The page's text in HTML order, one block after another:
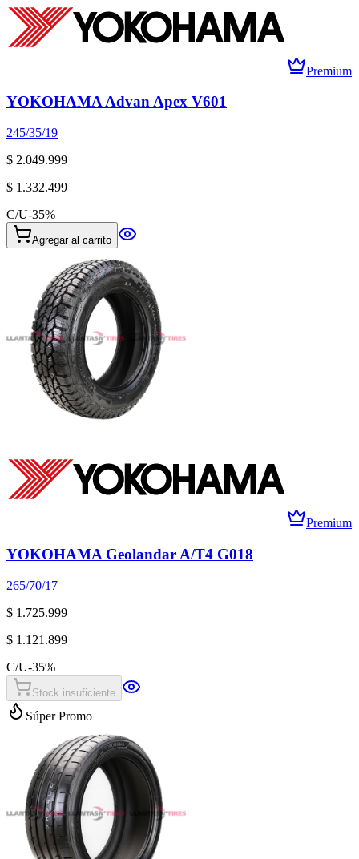
Premium
YOKOHAMA Advan Apex V601
245/35/19
$ 2.049.999
$ 1.332.499
C/U-35%
Agregar al carrito
Premium
YOKOHAMA Geolandar A/T4 G018
265/70/17
$ 1.725.999
$ 1.121.899
C/U-35%
Stock insuficiente
Súper Promo